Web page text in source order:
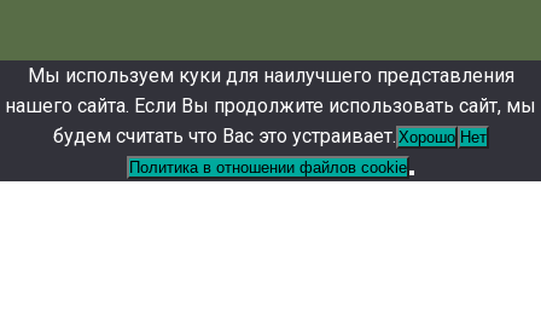
Мы используем куки для наилучшего представления
нашего сайта. Если Вы продолжите использовать сайт, мы
будем считать что Вас это устраивает. Хорошо Нет
Политика в отношении файлов cookie